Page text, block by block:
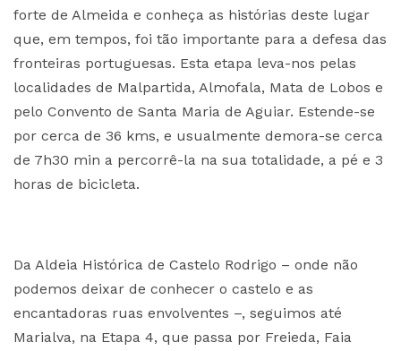
forte de Almeida e conheça as histórias deste lugar
que, em tempos, foi tão importante para a defesa das
fronteiras portuguesas. Esta etapa leva-nos pelas
localidades de Malpartida, Almofala, Mata de Lobos e
pelo Convento de Santa Maria de Aguiar. Estende-se
por cerca de 36 kms, e usualmente demora-se cerca
de 7h30 min a percorrê-la na sua totalidade, a pé e 3
horas de bicicleta.
Da Aldeia Histórica de Castelo Rodrigo – onde não
podemos deixar de conhecer o castelo e as
encantadoras ruas envolventes –, seguimos até
Marialva, na Etapa 4, que passa por Freieda, Faia